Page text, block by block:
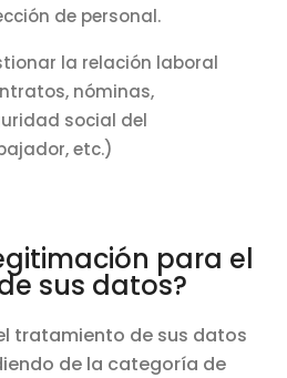
de personal.
la relación laboral
nóminas,
social del
etc.)
para el
sus datos?
tratamiento de sus datos
de la categoría de